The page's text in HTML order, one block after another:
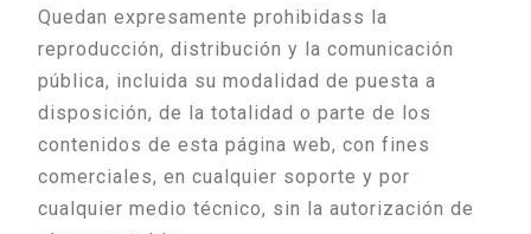
Quedan expresamente prohibidass la
reproducción, distribución y la comunicación
pública, incluida su modalidad de puesta a
disposición, de la totalidad o parte de los
contenidos de esta página web, con fines
comerciales, en cualquier soporte y por
cualquier medio técnico, sin la autorización de